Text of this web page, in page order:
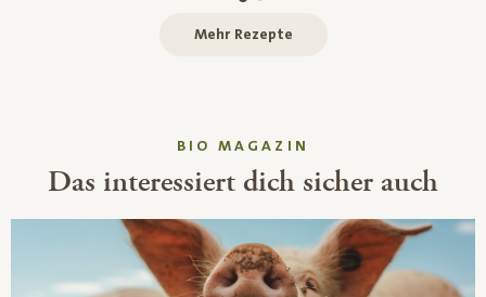
Mehr Rezepte
BIO MAGAZIN
Das interessiert dich sicher auch